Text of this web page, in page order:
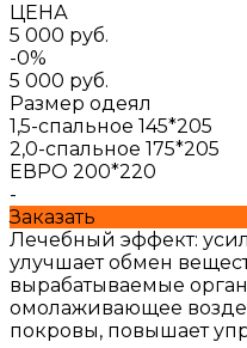
ЦЕНА
5 000 руб.
-0%
5 000 руб.
Размер одеял
1,5-спальное 145*205
2,0-спальное 175*205
ЕВРО 200*220
-
Заказать
Лечебный эффект:
улучшает обмен
вырабатываемые
омолаживающее
покровы, повышает